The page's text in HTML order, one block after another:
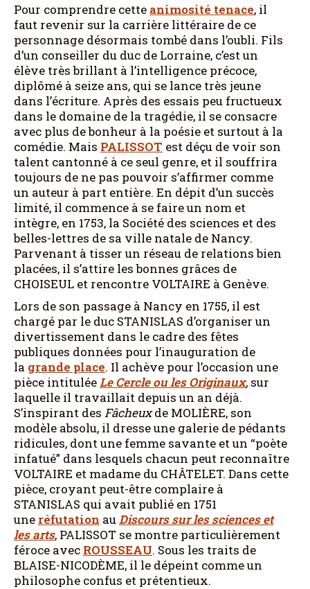
Pour comprendre cette animosité tenace, il
faut revenir sur la carrière littéraire de ce
personnage désormais tombé dans l’oubli. Fils
d’un conseiller du duc de Lorraine, c’est un
élève très brillant à l’intelligence précoce,
diplômé à seize ans, qui se lance très jeune
dans l’écriture. Après des essais peu fructueux
dans le domaine de la tragédie, il se consacre
avec plus de bonheur à la poésie et surtout à la
comédie. Mais PALISSOT est déçu de voir son
talent cantonné à ce seul genre, et il souffrira
toujours de ne pas pouvoir s’affirmer comme
un auteur à part entière. En dépit d’un succès
limité, il commence à se faire un nom et
intègre, en 1753, la Société des sciences et des
belles-lettres de sa ville natale de Nancy.
Parvenant à tisser un réseau de relations bien
placées, il s’attire les bonnes grâces de
CHOISEUL et rencontre VOLTAIRE à Genève.
Lors de son passage à Nancy en 1755, il est
chargé par le duc STANISLAS d’organiser un
divertissement dans le cadre des fêtes
publiques données pour l’inauguration de
la grande place. Il achève pour l’occasion une
pièce intituléeLe Cercle ou les Originaux, sur
laquelle il travaillait depuis un an déjà.
S’inspirant des Fâcheuxde MOLIÈRE, son
modèle absolu, il dresse une galerie de pédants
ridicules, dont une femme savante et un “poète
infatué” dans lesquels chacun peut reconnaître
VOLTAIRE et madame du CHÂTELET. Dans cette
pièce, croyant peut-être complaire à
STANISLAS qui avait publié en 1751
une réfutation auDiscours sur les sciences et
les arts, PALISSOT se montre particulièrement
féroce avec ROUSSEAU. Sous les traits de
BLAISE-NICODÈME, il le dépeint comme un
philosophe confus et prétentieux.